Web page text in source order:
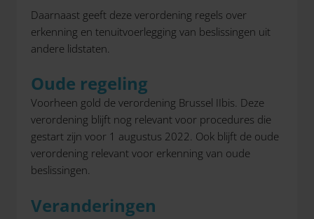
Daarnaast geeft deze verordening regels over
erkenning en tenuitvoerlegging van beslissingen uit
andere lidstaten.
Oude regeling
Voorheen gold de verordening Brussel IIbis. Deze
verordening blijft nog relevant voor procedures die
gestart zijn voor 1 augustus 2022. Ook blijft de oude
verordening relevant voor erkenning van oude
beslissingen.
Veranderingen